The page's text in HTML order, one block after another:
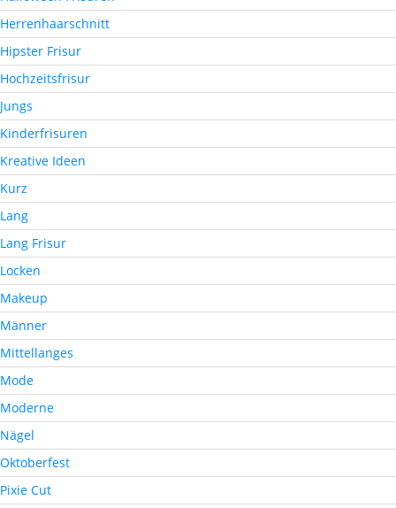
Herrenhaarschnitt
Hipster Frisur
Hochzeitsfrisur
Jungs
Kinderfrisuren
Kreative Ideen
Kurz
Lang
Lang Frisur
Locken
Makeup
Männer
Mittellanges
Mode
Moderne
Nägel
Oktoberfest
Pixie Cut